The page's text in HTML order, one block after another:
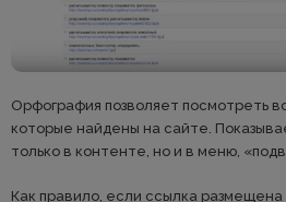
Орфография позволяет посмотреть
которые найдены на сайте.
только в контенте, но и в меню,
Как правило, если ссылка